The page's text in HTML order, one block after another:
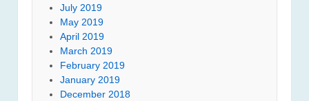
July 2019
May 2019
April 2019
March 2019
February 2019
January 2019
December 2018